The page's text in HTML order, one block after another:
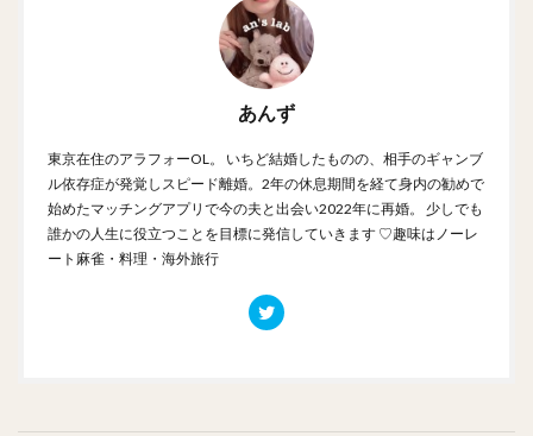
あんず
東京在住のアラフォーOL。 いちど結婚したものの、相手のギャンブ
ル依存症が発覚しスピード離婚。2年の休息期間を経て身内の勧めで
始めたマッチングアプリで今の夫と出会い2022年に再婚。 少しでも
誰かの人生に役立つことを目標に発信していきます ♡趣味はノーレ
ート麻雀・料理・海外旅行